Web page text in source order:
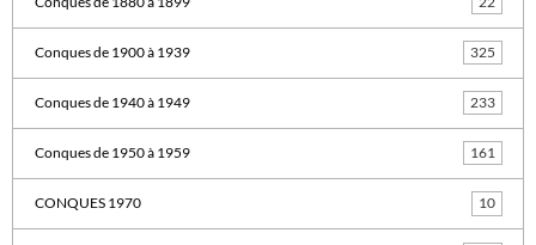
Conques de 1900 à 1939 325
Conques de 1940 à 1949 233
Conques de 1950 à 1959 161
CONQUES 1970 10